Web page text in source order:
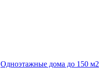
Одноэтажные дома до 150 м2